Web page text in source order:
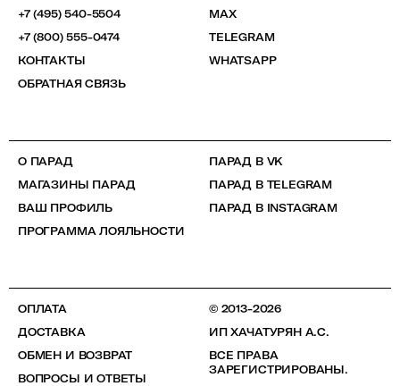
+7 (495) 540-5504
+7 (800) 555-0474
КОНТАКТЫ
ОБРАТНАЯ СВЯЗЬ
MAX
TELEGRAM
WHATSAPP
О ПАРАД
МАГАЗИНЫ ПАРАД
ВАШ ПРОФИЛЬ
ПРОГРАММА ЛОЯЛЬНОСТИ
ПАРАД В VK
ПАРАД В TELEGRAM
ПАРАД В INSTAGRAM
ОПЛАТА
ДОСТАВКА
ОБМЕН И ВОЗВРАТ
ВОПРОСЫ И ОТВЕТЫ
© 2013-2026
ИП ХАЧАТУРЯН А.С.
ВСЕ ПРАВА
ЗАРЕГИСТРИРОВАНЫ.